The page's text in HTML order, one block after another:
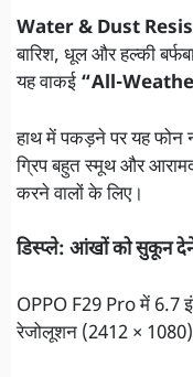
Water & Dust
बारिश, धूल और हल्की
यह वाकई “All-
हाथ में पकड़ने पर यह फोन
ग्रिप बहुत स्मूथ और
करने वालों के लिए।
डिस्प्ले: आंखों को सुकून
OPPO F29 Pro में 6.7
रेजोलूशन (2412 × 1080)